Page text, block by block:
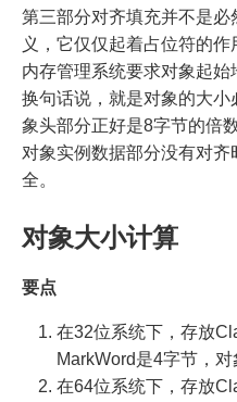
第三部分对齐填充并不是
义，它仅仅起着占位符的
内存管理系统要求对象起始
换句话说，就是对象的大
象头部分正好是8字节的倍
对象实例数据部分没有对
全。
对象大小计算
要点
在32位系统下，存放
MarkWord是4字节，对
在64位系统下，存放